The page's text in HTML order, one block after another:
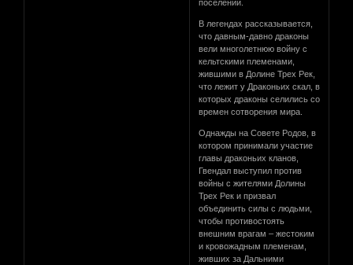
поселений.
В легендах рассказывается,
что давным-давно драконы
вели многолетнюю войну с
кельтскими племенами,
жившими в Долине Трех Рек,
что лежит у Драконьих скал, в
которых драконы селились со
времен сотворения мира.
Однажды на Совете Родов, в
котором принимали участие
главы драконьих кланов,
Гвендал выступил против
войны с жителями Долины
Трех Рек и призвал
объединить силы с людьми,
чтобы противостоять
внешним врагам – жестоким
и кровожадным племенам,
живших за Дальними